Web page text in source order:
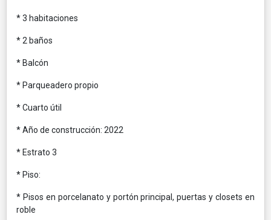
* 3 habitaciones
* 2 baños
* Balcón
* Parqueadero propio
* Cuarto útil
* Año de construcción: 2022
* Estrato 3
* Piso:
* Pisos en porcelanato y portón principal, puertas y closets en
roble